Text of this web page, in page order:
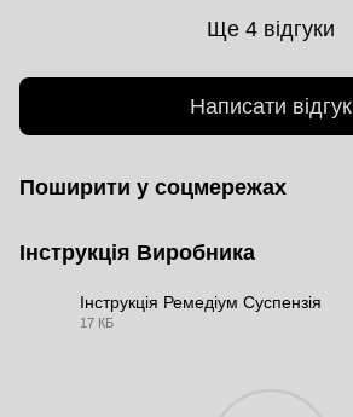
Ще 4 відгуки
Написати відгук
Поширити у соцмережах
Інструкція Виробника
Інструкція Ремедіум Суспензія
17 КБ